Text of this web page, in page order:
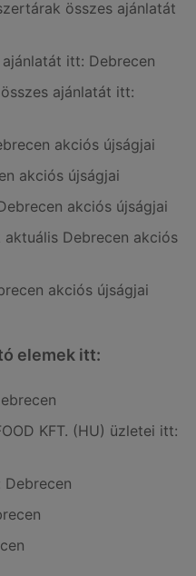
összes ajánlatát
itt: Debrecen
ajánlatát itt:
akciós újságjai
akciós újságjai
akciós újságjai
Debrecen akciós
akciós újságjai
elemek itt:
KFT. (HU) üzletei itt: